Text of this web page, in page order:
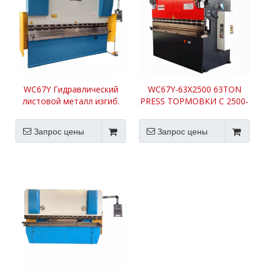
WC67Y Гидравлический
листовой металл изгиб.
Запрос цены
WC67Y-63X2500 63TON
PRESS ТОРМОВКИ С 2500-
Запрос цены